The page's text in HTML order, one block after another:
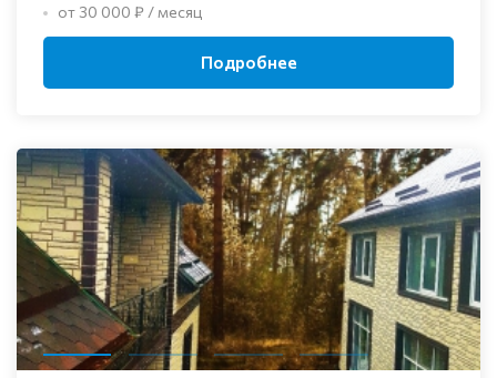
от 30 000 ₽ / месяц
Подробнее